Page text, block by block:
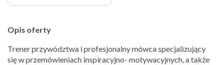
Opis oferty
Trener przywództwa i profesjonalny mówca specjalizujący
się w przemówieniach inspiracyjno- motywacyjnych, a także